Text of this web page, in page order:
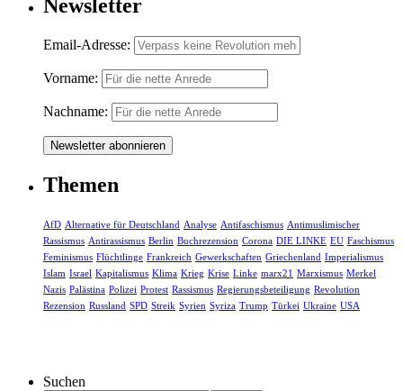
Newsletter
Email-Adresse:
Vorname:
Nachname:
Themen
AfD Alternative für Deutschland Analyse Antifaschismus Antimuslimischer
Rassismus Antirassismus Berlin Buchrezension Corona DIE LINKE EU Faschismus
Feminismus Flüchtlinge Frankreich Gewerkschaften Griechenland Imperialismus
Islam Israel Kapitalismus Klima Krieg Krise Linke marx21 Marxismus Merkel
Nazis Palästina Polizei Protest Rassismus Regierungsbeteiligung Revolution
Rezension Russland SPD Streik Syrien Syriza Trump Türkei Ukraine USA
Suchen